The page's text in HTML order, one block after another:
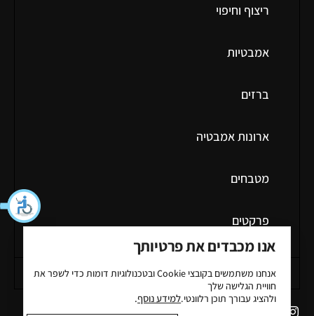
ריצוף וחיפוי
אמבטיות
ברזים
ארונות אמבטיה
מטבחים
פרקטים
מידע כללי
אנו מכבדים את פרטיותך
אנחנו משתמשים בקובצי Cookieובטכנולוגיות דומות כדי לשפר את
חוויית הגלישה שלך
ולהציג עבורך תוכן רלוונטי.למידע נוסף.